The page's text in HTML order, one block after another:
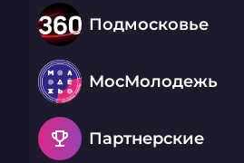
Подмосковье
МосМолодежь
emoji_events Партнерские